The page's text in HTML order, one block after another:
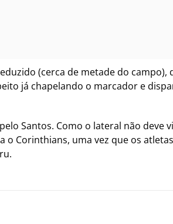
(cerca de metade do
já chapelando o marcador e
Santos. Como o lateral não deve
o Corinthians, uma vez que os